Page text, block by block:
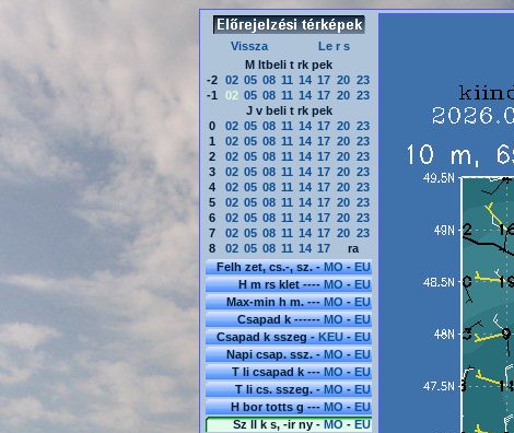
Vissza
Le r s
M ltbeli t rk pek
-2 02 05 08 11 14 17 20 23
-1
02 05 08 11 14 17 20 23
J v beli t rk pek
0
02 05 08 11 14 17 20 23
1
02 05 08 11 14 17 20 23
2
02 05 08 11 14 17 20 23
3
02 05 08 11 14 17 20 23
4
02 05 08 11 14 17 20 23
5
02 05 08 11 14 17 20 23
6
02 05 08 11 14 17 20 23
7
02 05 08 11 14 17 20 23
8
02 05 08 11 14 17
ra
Felh zet, cs.-, sz. -MO-EU
H m rs klet ----MO-EU
Max-min h m. ---MO-EU
Csapad k ------MO-EU
Csapad k sszeg -KEU-EU
Napi csap. ssz. -MO-EU
T li csapad k ---MO-EU
T li cs. sszeg. -MO-EU
H bor totts g ---MO-EU
Sz ll k s, -ir ny -MO-EU